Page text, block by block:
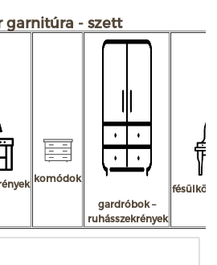
garnitúra - szett
komódok
gardróbok –
ruhásszekrények